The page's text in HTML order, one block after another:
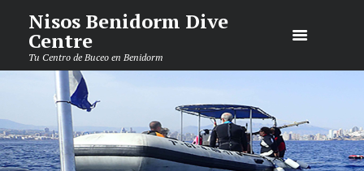
Nisos Benidorm Dive
Centre
Tu Centro de Buceo en Benidorm